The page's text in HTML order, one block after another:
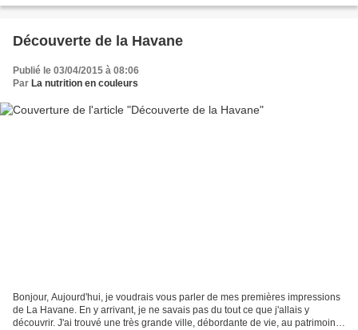
Découverte de la Havane
Publié le 03/04/2015 à 08:06
Par La nutrition en couleurs
Bonjour, Aujourd'hui, je voudrais vous parler de mes premières impressions
de La Havane. En y arrivant, je ne savais pas du tout ce que j'allais y
découvrir. J'ai trouvé une très grande ville, débordante de vie, au patrimoine